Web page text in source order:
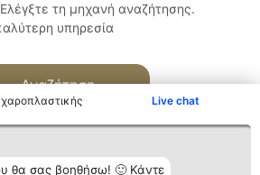
Live chat
θα σας βοηθήσω! 🙂 Κάντε
τη μηχανή αναζήτησης.
υπηρεσία
Αναζήτηση